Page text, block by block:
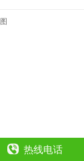
热线电话